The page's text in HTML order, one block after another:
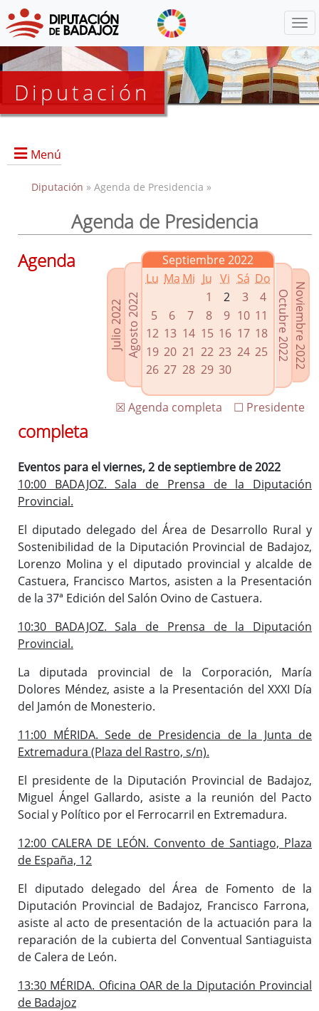
Diputación
Menú
Presidencia
Grupos Políticos
Enlaces relacionados
Agenda de Presidencia
Plenos provinciales y Juntas de gobierno
Oficina de Proyectos Europeos
Diputación » Agenda de Presidencia »
Agenda de Presidencia
Julio 2022Agosto 2022
Septiembre 2022
Lu Ma Mi Ju Vi Sá Do
1
2 3
4
5
6 7 8 9 10 11
12 13 14 15 16 17 18
19 20 21 22 23 24 25
26 27 28 29 30
Noviembre 2022
Octubre 2022
☐ Presidente
☒ Agenda completa
Agenda
completa
Eventos para el viernes, 2 de septiembre de 2022
10:00 BADAJOZ. Sala de Prensa de la Diputación
Provincial.
El diputado delegado del Área de Desarrollo Rural y
Sostenibilidad de la Diputación Provincial de Badajoz,
Lorenzo Molina y el diputado provincial y alcalde de
Castuera, Francisco Martos, asisten a la Presentación
de la 37ª Edición del Salón Ovino de Castuera.
10:30 BADAJOZ. Sala de Prensa de la Diputación
Provincial.
La diputada provincial de la Corporación, María
Dolores Méndez, asiste a la Presentación del XXXI Día
del Jamón de Monesterio.
11:00 MÉRIDA. Sede de Presidencia de la Junta de
Extremadura (Plaza del Rastro, s/n).
El presidente de la Diputación Provincial de Badajoz,
Miguel Ángel Gallardo, asiste a la reunión del Pacto
Social y Político por el Ferrocarril en Extremadura.
12:00 CALERA DE LEÓN. Convento de Santiago, Plaza
de España, 12
El diputado delegado del Área de Fomento de la
Diputación Provincial de Badajoz, Francisco Farrona,
asiste al acto de presentación de la actuación para la
reparación de la cubierta del Conventual Santiaguista
de Calera de León.
13:30 MÉRIDA. Oficina OAR de la Diputación Provincial
de Badajoz